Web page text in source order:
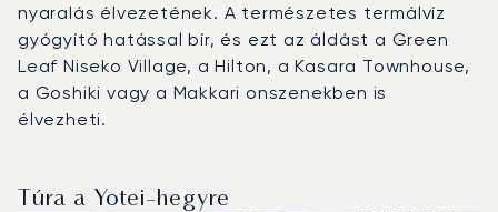
nyaralás élvezetének. A természetes termálvíz
gyógyító hatással bír, és ezt az áldást a Green
Leaf Niseko Village, a Hilton, a Kasara Townhouse,
a Goshiki vagy a Makkari onszenekben is
élvezheti.
Túra a Yotei-hegyre